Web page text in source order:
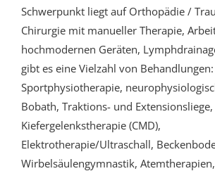
Schwerpunkt liegt auf Orthopädie /
Chirurgie mit manueller Therapie,
hochmodernen Geräten,
gibt es eine Vielzahl von Behandlungen:
Sportphysiotherapie,
Bobath, Traktions- und Extensionsliege,
Kiefergelenkstherapie (CMD),
Elektrotherapie/Ultraschall,
Wirbelsäulengymnastik, Atemtherapien,